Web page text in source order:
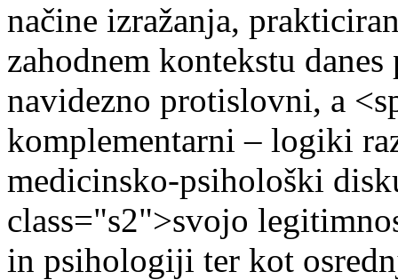
načine izražanja,
zahodnem kontekstu
navidezno protislovni, a
komplementarni – logiki
medicinsko-psihološki
class="s2">svojo
in psihologiji ter kot